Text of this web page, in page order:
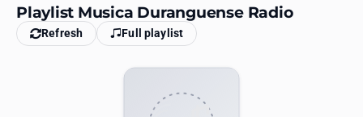
RadioSpinner
United States
Playlist Musica Duranguense Radio
Refresh Full playlist